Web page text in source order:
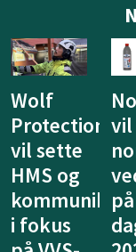
IV
Produkt
viser
neste
generasjon
på